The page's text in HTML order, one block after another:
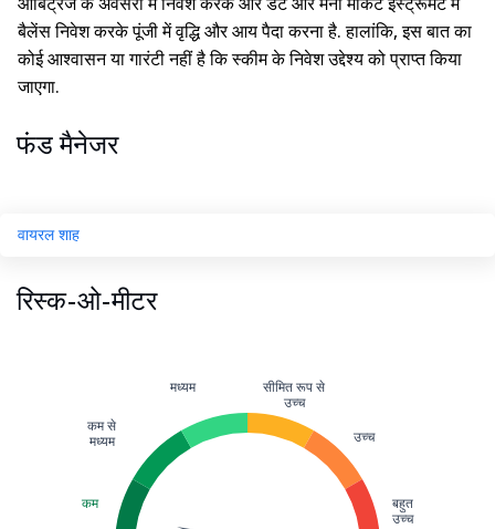
बैलेंस निवेश करके पूंजी में वृद्धि और आय पैदा करना है. हालांकि, इस बात का
कोई आश्वासन या गारंटी नहीं है कि स्कीम के निवेश उद्देश्य को प्राप्त किया
जाएगा.
फंड मैनेजर
वायरल शाह
रिस्क-ओ-मीटर
कम
कम से
मध्यम
मध्यम
सीमित रूप से
उच्च
उच्च
बहुत
उच्च